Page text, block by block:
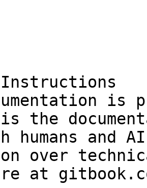
is
the
humans and
over
at